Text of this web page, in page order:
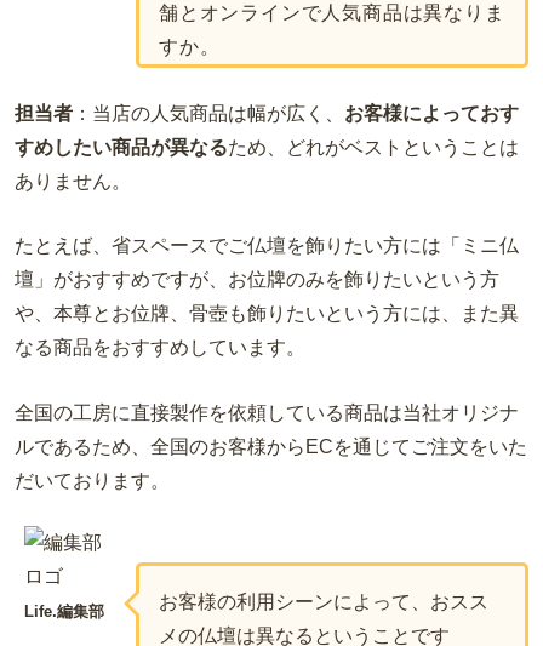
舗とオンラインで人気商品は異なりま
すか。
担当者 ：当店の人気商品は幅が広く、 お客様によっておす
すめしたい商品が異なるため、どれがベストということは
ありません。
たとえば、省スペースでご仏壇を飾りたい方には「ミニ仏
壇」がおすすめですが、お位牌のみを飾りたいという方
や、本尊とお位牌、骨壺も飾りたいという方には、また異
なる商品をおすすめしています。
全国の工房に直接製作を依頼している商品は当社オリジナ
ルであるため、全国のお客様からECを通じてご注文をいた
だいております。
Life.編集部
お客様の利用シーンによって、おスス
メの仏壇は異なるということです